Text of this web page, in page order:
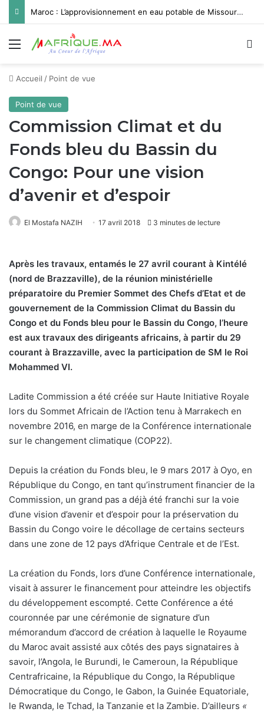
Maroc : L’approvisionnement en eau potable de Missour et Ouatat El Haj depuis le barrage Hassan II pleinement opérationnel avant fin 2026
Menu
Accueil / Point de vue
Point de vue
Commission Climat et du
Fonds bleu du Bassin du
Congo: Pour une vision
d’avenir et d’espoir
El Mostafa NAZIH 17 avril 2018 3 minutes de lecture
Après les travaux, entamés le 27 avril courant à Kintélé
(nord de Brazzaville), de la réunion ministérielle
préparatoire du Premier Sommet des Chefs d’Etat et de
gouvernement de la Commission Climat du Bassin du
Congo et du Fonds bleu pour le Bassin du Congo, l’heure
est aux travaux des dirigeants africains, à partir du 29
courant à Brazzaville, avec la participation de SM le Roi
Mohammed VI.
Ladite Commission a été créée sur Haute Initiative Royale
lors du Sommet Africain de l’Action tenu à Marrakech en
novembre 2016, en marge de la Conférence internationale
sur le changement climatique (COP22).
Depuis la création du Fonds bleu, le 9 mars 2017 à Oyo, en
République du Congo, en tant qu’instrument financier de la
Commission, un grand pas a déjà été franchi sur la voie
d’une vision d’avenir et d’espoir pour la préservation du
Bassin du Congo voire le décollage de certains secteurs
dans une zone de 12 pays d’Afrique Centrale et de l’Est.
La création du Fonds, lors d’une Conférence internationale,
visait à assurer le financement pour atteindre les objectifs
du développement escompté. Cette Conférence a été
couronnée par une cérémonie de signature d’un
mémorandum d’accord de création à laquelle le Royaume
du Maroc avait assisté aux côtés des pays signataires à
savoir, l’Angola, le Burundi, le Cameroun, la République
Centrafricaine, la République du Congo, la République
Démocratique du Congo, le Gabon, la Guinée Equatoriale,
le Rwanda, le Tchad, la Tanzanie et la Zambie. D’ailleurs «